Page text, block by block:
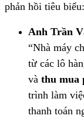
phản hồi tiêu biểu:
Anh Trần
“Nhà máy
từ các lô
và thu mua
trình làm
thanh toán